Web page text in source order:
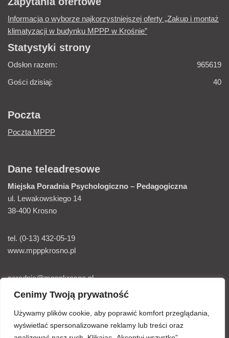
Cenimy Twoją prywatność
Używamy plików cookie, aby poprawić komfort przeglądania,
wyświetlać spersonalizowane reklamy lub treści oraz
Informacja o wyborze najkorzystniejszej oferty „Zakup i montaż
klimatyzacji w budynku MPPP w Krośnie”
Statystyki strony
965619
Odsłon razem:
40
Gości dzisiaj:
Poczta
Poczta MPPP
Dane teleadresowe
Miejska Poradnia Psychologiczno – Pedagogiczna
ul. Lewakowskiego 14
38-400 Krosno
tel. (0-13) 432-05-19
www.mpppkrosno.pl
poradnia@mpppkrosno.pl